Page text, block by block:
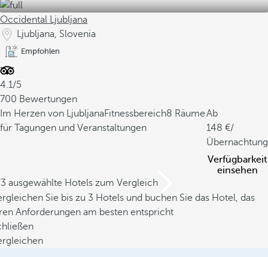
Occidental Ljubljana
Ljubljana, Slovenia
Empfohlen
4.1/5
700 Bewertungen
Im Herzen von LjubljanaFitnessbereich8 Räume
für Tagungen und Veranstaltungen
Ab
148
/
Übernachtung
Verfügbarkeit
einsehen
ausgewählte Hotels zum Vergleich
Sie bis zu 3 Hotels und buchen Sie das Hotel, das
Anforderungen am besten entspricht